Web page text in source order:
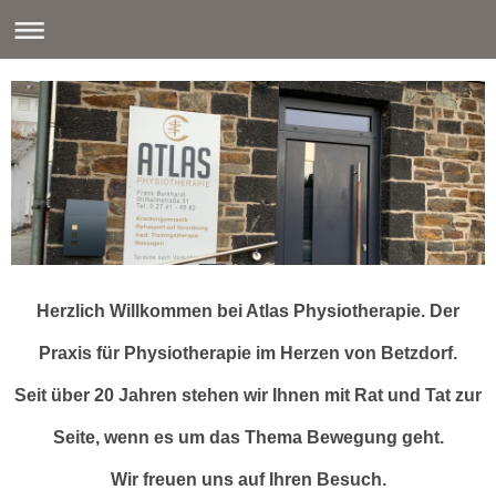
Herzlich Willkommen bei Atlas Physiotherapie. Der
Praxis für Physiotherapie im Herzen von Betzdorf.
Seit über 20 Jahren stehen wir Ihnen mit Rat und Tat zur
Seite, wenn es um das Thema Bewegung geht.
Wir freuen uns auf Ihren Besuch.